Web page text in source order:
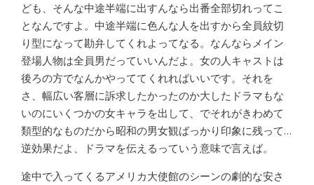
ども、そんな中途半端に出すんなら出番全部切れってこ
となんですよ。中途半端に色んな人を出すから全員紋切
り型になって勘弁してくれよってなる。なんならメイン
登場人物は全員男だっていいんだよ。女の人キャストは
後ろの方でなんかやっててくれればいいです。それを
さ、幅広い客層に訴求したかったのか大したドラマもな
いのにいくつかの女キャラを出して、でそれがきわめて
類型的なものだから昭和の男女観ばっかり印象に残って…
逆効果だよ、ドラマを伝えるっていう意味で言えば。
途中で入ってくるアメリカ大使館のシーンの劇的な安さ